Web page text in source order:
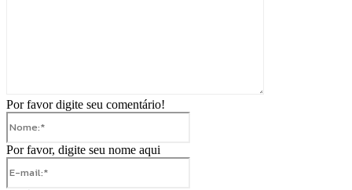
Por favor digite seu comentário!
Por favor, digite seu nome aqui